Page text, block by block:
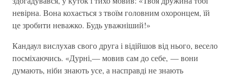
невірна. Вона кохається з твоїм головним охоронцем, їй
це зробити неважко. Будь уважніший!»
Кандаул вислухав свого друга і відійшов від нього, весело
посміхаючись. «Дурні,— мовив сам до себе, — вони
думають, ніби знають усе, а насправді не знають